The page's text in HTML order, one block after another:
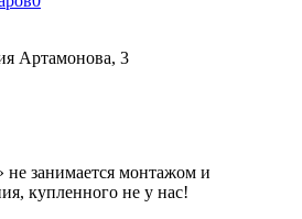
Артамонова, 3
занимается монтажом и
купленного не у нас!